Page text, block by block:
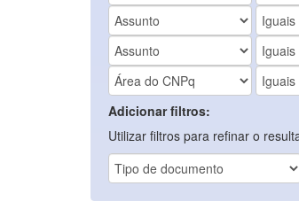
Adicionar filtros:
Utilizar filtros para refinar o